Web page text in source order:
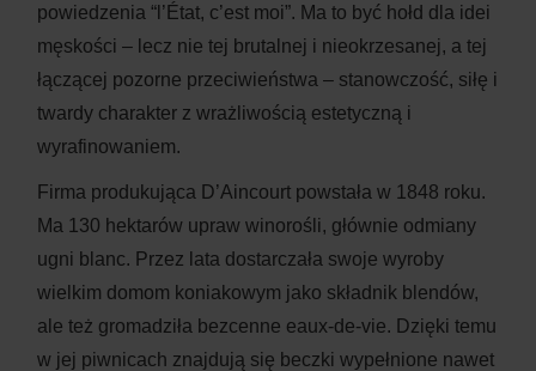
powiedzenia “l’État, c’est moi”. Ma to być hołd dla idei
męskości – lecz nie tej brutalnej i nieokrzesanej, a tej
łączącej pozorne przeciwieństwa – stanowczość, siłę i
twardy charakter z wrażliwością estetyczną i
wyrafinowaniem.
Firma produkująca D’Aincourt powstała w 1848 roku.
Ma 130 hektarów upraw winorośli, głównie odmiany
ugni blanc. Przez lata dostarczała swoje wyroby
wielkim domom koniakowym jako składnik blendów,
ale też gromadziła bezcenne eaux-de-vie. Dzięki temu
w jej piwnicach znajdują się beczki wypełnione nawet